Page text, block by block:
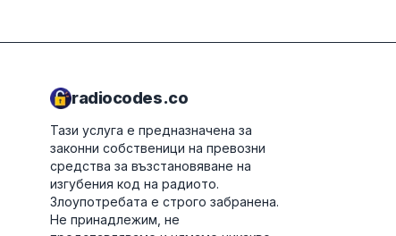
radiocodes.co
Тази услуга е предназначена за
законни собственици на превозни
средства за възстановяване на
изгубения код на радиото.
Злоупотребата е строго забранена.
Не принадлежим, не